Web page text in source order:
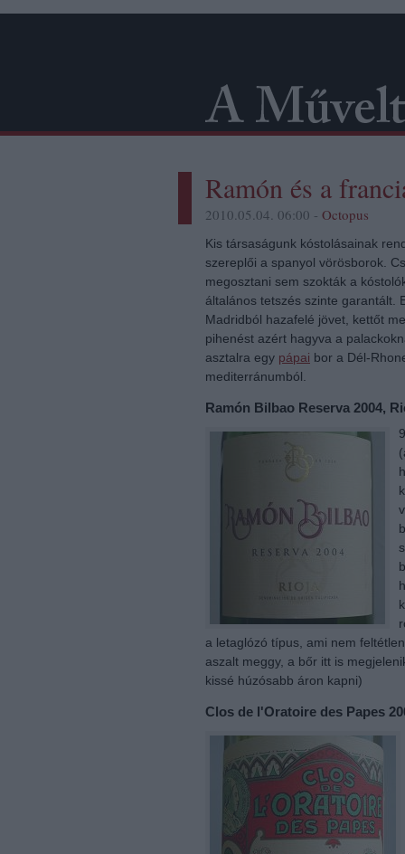
Ramón és a
2010.05.04. 06:00 - Octopus
Kis társaságunk kóstolásainak
szereplői a spanyol vörösborok.
megosztani sem szokták a
általános tetszés szinte garantált.
Madridból hazafelé jövet, kettőt
pihenést azért hagyva a
asztalra egy pápai bor a Dél-
mediterránumból.
Ramón Bilbao Reserva 2004,
a letaglózó típus, ami nem
aszalt meggy, a bőr itt is
kissé húzósabb áron kapni)
Clos de l'Oratoire des Papes